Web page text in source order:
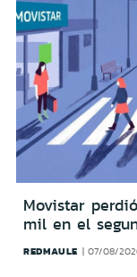
Movistar
mil en el
REDMAULE 07/08/